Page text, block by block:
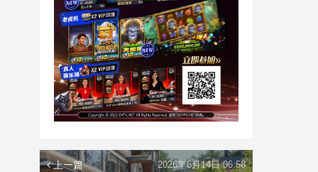
上一篇 2026年6月14日 06:58